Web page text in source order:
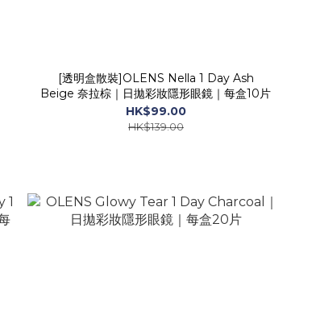
[透明盒散裝]OLENS Nella 1 Day Ash
Beige 奈拉棕｜日拋彩妝隱形眼鏡｜每盒10片
HK$99.00
HK$139.00